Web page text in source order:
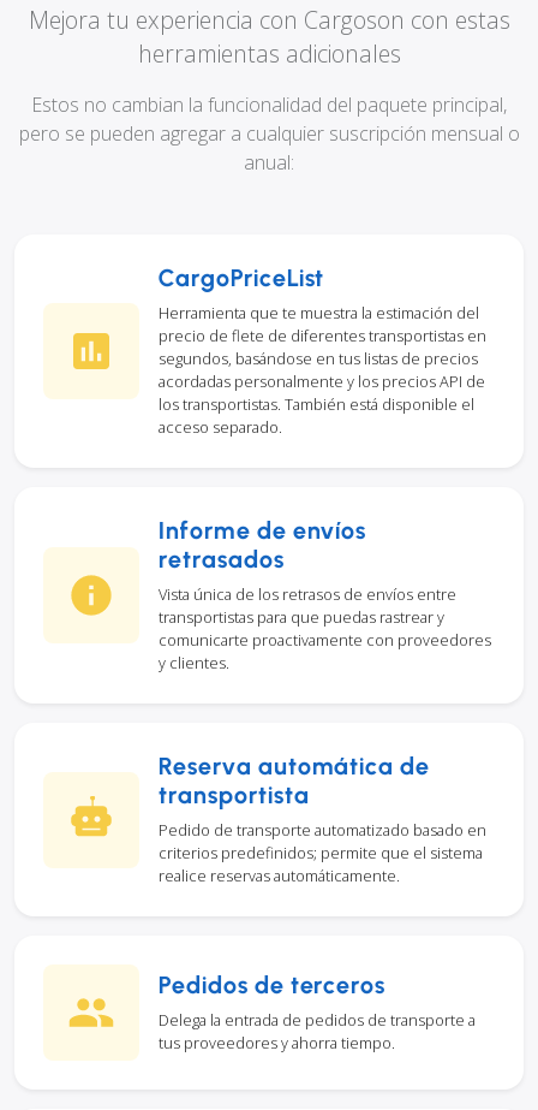
Mejora tu experiencia con Cargoson con estas
herramientas adicionales
Estos no cambian la funcionalidad del paquete principal,
pero se pueden agregar a cualquier suscripción mensual o
anual:
CargoPriceList
Herramienta que te muestra la estimación del
precio de flete de diferentes transportistas en
segundos, basándose en tus listas de precios
acordadas personalmente y los precios API de
los transportistas. También está disponible el
acceso separado.
Informe de envíos
retrasados
Vista única de los retrasos de envíos entre
transportistas para que puedas rastrear y
comunicarte proactivamente con proveedores
y clientes.
Reserva automática de
transportista
Pedido de transporte automatizado basado en
criterios predefinidos; permite que el sistema
realice reservas automáticamente.
Pedidos de terceros
Delega la entrada de pedidos de transporte a
tus proveedores y ahorra tiempo.